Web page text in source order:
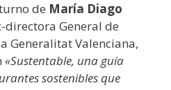
de María Diago
directora General de
Generalitat Valenciana,
«Sustentable, una guía
sostenibles que